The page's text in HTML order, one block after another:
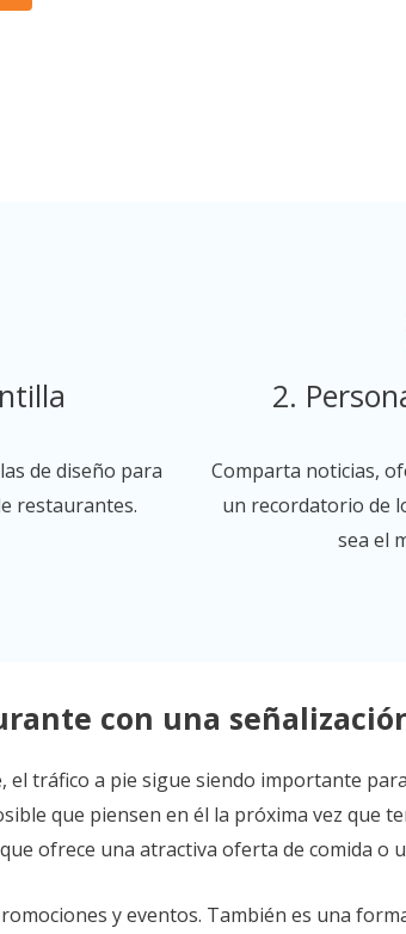
de diseño para
restaurantes.
2.
Comparta noticias,
un recordatorio de
sea el
con una
tráfico a pie sigue siendo importante
que piensen en él la próxima vez que
ofrece una atractiva oferta de comida o
y eventos. También es una